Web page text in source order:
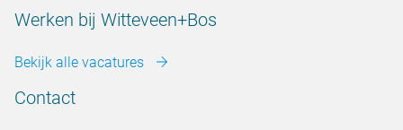
Werken bij Witteveen+Bos
Bekijk alle vacatures
Contact